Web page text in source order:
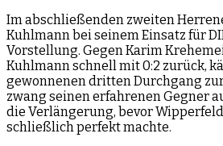
Im abschließenden zweiten
Kuhlmann bei seinem Einsatz für
Vorstellung. Gegen Karim
Kuhlmann schnell mit 0:2 zurück,
gewonnenen dritten Durchgang
zwang seinen erfahrenen Gegner
die Verlängerung, bevor
schließlich perfekt machte.